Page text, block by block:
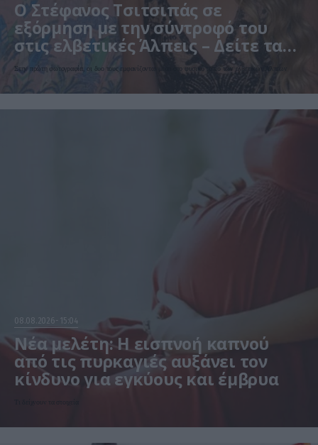
Ο Στέφανος Τσιτσιπάς σε
εξόρμηση με την σύντροφό του
στις ελβετικές Άλπεις – Δείτε τα
τρυφερά στιγμιότυπα
Στην πρώτη φωτογραφία, οι δυο τους εμφανίζονται μέσα στο φυσικό τοπίο των ελβετικών Άλπεων
08.08.2026 15:04
Νέα μελέτη: Η εισπνοή καπνού
από τις πυρκαγιές αυξάνει τον
κίνδυνο για εγκύους και έμβρυα